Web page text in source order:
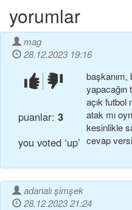
yorumlar
mag
28.12.2023 19:16
beğendim!beğenmedim!
puanlar: 3
you voted ‘up’
başkanim,
yapacağin
açik futbol
atak mi
kesi̇nli̇kle
cevap
adanalı şimşek
28.12.2023 21:24